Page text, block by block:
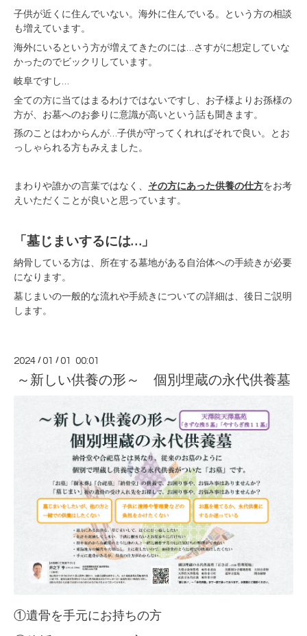
子供が近くに住んでいない。海外に住んでいる。という方の相談
も増えています。
海外にいるという方が増えてきたのには…さすがに想定していな
かったのでビックリしています。
岐阜ですし…
全ての方に当てはまるわけではないですし、お子様よりお孫様の
方が、お墓へのお参りに意識が高いという話も聞きます。
孫のことはわからんが…子供が守ってくれればそれで良い。とお
っしゃられる方もみえました。
まわりや誰かの言葉ではなく、 その方にあった供養の仕方をお考
えいただくことが良いと思っています。
「墓じまいするには…」
納骨している方は、所在する墓地がある自治体への手続きが必要
になります。
墓じまいの一般的な流れや手続きについての詳細は、後日ご説明
します。
2024 /01 /01 00:01
～新しい供養の形～ 個別埋蔵の永代供養墓
①遺骨を手元にお持ちの方